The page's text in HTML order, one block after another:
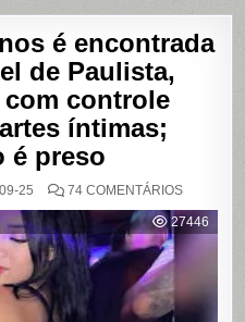
é encontrada
de Paulista,
controle
íntimas;
é preso
25 74 COMENTÁRIOSEM
DE
20
ANOS
EM
MOTEL
27446